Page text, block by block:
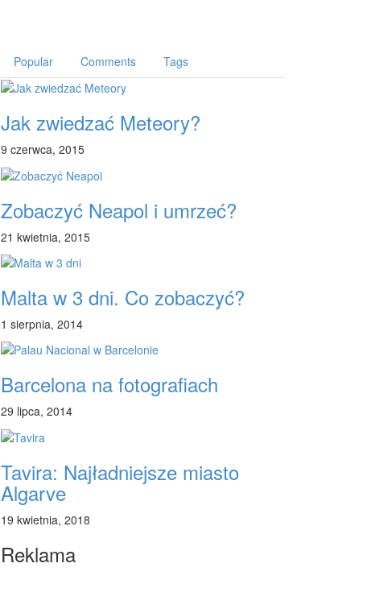
Popular Comments Tags
Jak zwiedzać Meteory?
9 czerwca, 2015
Zobaczyć Neapol i umrzeć?
21 kwietnia, 2015
Malta w 3 dni. Co zobaczyć?
1 sierpnia, 2014
Barcelona na fotografiach
29 lipca, 2014
Tavira: Najładniejsze miasto
Algarve
19 kwietnia, 2018
Reklama